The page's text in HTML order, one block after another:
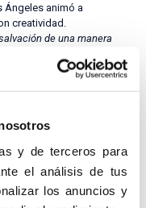
y de terceros para
el análisis de tus
los anuncios y
Ángeles animó a
creatividad.
de una manera
culturales. No
siendo la fuerza más
desde el principio.
de salvación”.
no busca dañar o